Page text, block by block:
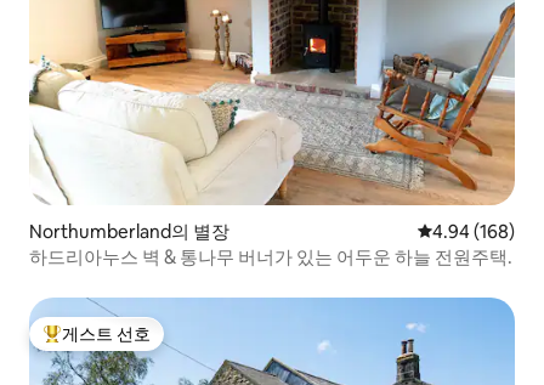
Northumberland의 별장 평점 4.94점(5
4.94 (168)
하드리아누스 벽 & 통나무 버너가 있는 어두운 하늘 전원주택.
상위 게스트 선호
게스트 선호